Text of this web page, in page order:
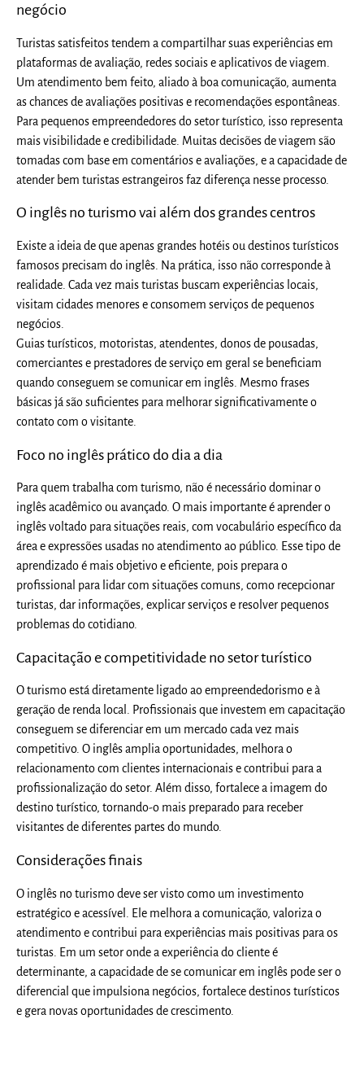
negócio
Turistas satisfeitos tendem a compartilhar suas experiências em
plataformas de avaliação, redes sociais e aplicativos de viagem.
Um atendimento bem feito, aliado à boa comunicação, aumenta
as chances de avaliações positivas e recomendações espontâneas.
Para pequenos empreendedores do setor turístico, isso representa
mais visibilidade e credibilidade. Muitas decisões de viagem são
tomadas com base em comentários e avaliações, e a capacidade de
atender bem turistas estrangeiros faz diferença nesse processo.
O inglês no turismo vai além dos grandes centros
Existe a ideia de que apenas grandes hotéis ou destinos turísticos
famosos precisam do inglês. Na prática, isso não corresponde à
realidade. Cada vez mais turistas buscam experiências locais,
visitam cidades menores e consomem serviços de pequenos
negócios.
Guias turísticos, motoristas, atendentes, donos de pousadas,
comerciantes e prestadores de serviço em geral se beneficiam
quando conseguem se comunicar em inglês. Mesmo frases
básicas já são suficientes para melhorar significativamente o
contato com o visitante.
Foco no inglês prático do dia a dia
Para quem trabalha com turismo, não é necessário dominar o
inglês acadêmico ou avançado. O mais importante é aprender o
inglês voltado para situações reais, com vocabulário específico da
área e expressões usadas no atendimento ao público. Esse tipo de
aprendizado é mais objetivo e eficiente, pois prepara o
profissional para lidar com situações comuns, como recepcionar
turistas, dar informações, explicar serviços e resolver pequenos
problemas do cotidiano.
Capacitação e competitividade no setor turístico
O turismo está diretamente ligado ao empreendedorismo e à
geração de renda local. Profissionais que investem em capacitação
conseguem se diferenciar em um mercado cada vez mais
competitivo. O inglês amplia oportunidades, melhora o
relacionamento com clientes internacionais e contribui para a
profissionalização do setor. Além disso, fortalece a imagem do
destino turístico, tornando-o mais preparado para receber
visitantes de diferentes partes do mundo.
Considerações finais
O inglês no turismo deve ser visto como um investimento
estratégico e acessível. Ele melhora a comunicação, valoriza o
atendimento e contribui para experiências mais positivas para os
turistas. Em um setor onde a experiência do cliente é
determinante, a capacidade de se comunicar em inglês pode ser o
diferencial que impulsiona negócios, fortalece destinos turísticos
e gera novas oportunidades de crescimento.